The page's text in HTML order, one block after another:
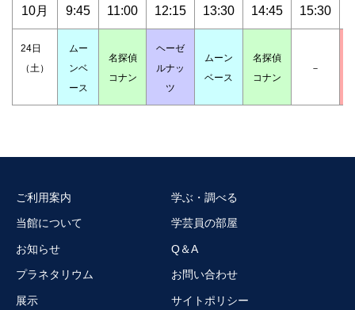
10月 9:45 11:00 12:15 13:30 14:45 15:30
24日
（土）
ムー
ンベ
ース
名探偵
コナン
ヘーゼ
ルナッ
ツ
ムーン
ベース
名探偵
コナン
－
ご利用案内
当館について
お知らせ
プラネタリウム
展示
学ぶ・調べる
学芸員の部屋
Q＆A
お問い合わせ
サイトポリシー